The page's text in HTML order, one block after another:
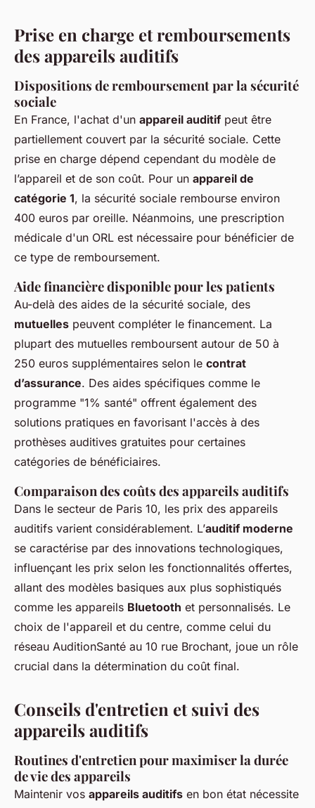
Prise en charge et remboursements
des appareils auditifs
Dispositions de remboursement par la sécurité
sociale
En France, l'achat d'un appareil auditif peut être
partiellement couvert par la sécurité sociale. Cette
prise en charge dépend cependant du modèle de
l’appareil et de son coût. Pour un appareil de
catégorie 1, la sécurité sociale rembourse environ
400 euros par oreille. Néanmoins, une prescription
médicale d'un ORL est nécessaire pour bénéficier de
ce type de remboursement.
Aide financière disponible pour les patients
Au-delà des aides de la sécurité sociale, des
mutuelles peuvent compléter le financement. La
plupart des mutuelles remboursent autour de 50 à
250 euros supplémentaires selon le contrat
d’assurance. Des aides spécifiques comme le
programme "1% santé" offrent également des
solutions pratiques en favorisant l'accès à des
prothèses auditives gratuites pour certaines
catégories de bénéficiaires.
Comparaison des coûts des appareils auditifs
Dans le secteur de Paris 10, les prix des appareils
auditifs varient considérablement. L’auditif moderne
se caractérise par des innovations technologiques,
influençant les prix selon les fonctionnalités offertes,
allant des modèles basiques aux plus sophistiqués
comme les appareils Bluetooth et personnalisés. Le
choix de l'appareil et du centre, comme celui du
réseau AuditionSanté au 10 rue Brochant, joue un rôle
crucial dans la détermination du coût final.
Conseils d'entretien et suivi des
appareils auditifs
Routines d'entretien pour maximiser la durée
de vie des appareils
Maintenir vos appareils auditifs en bon état nécessite